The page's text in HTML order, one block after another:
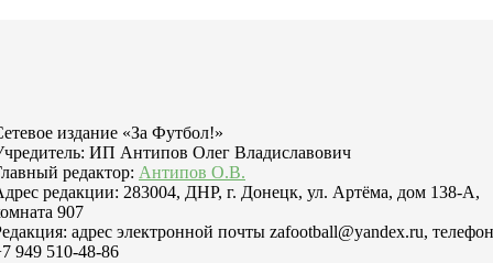
издание «За Футбол!»
ИП Антипов Олег Владиславович
редактор: Антипов О.В.
редакции: 283004, ДНР, г. Донецк, ул. Артёма, дом 138-А,
907
адрес электронной почты zafootball@yandex.ru, телефон
949 510-48-86